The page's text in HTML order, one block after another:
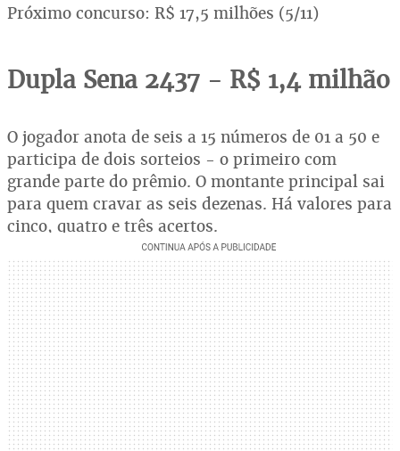
Próximo concurso: R$ 17,5 milhões (5/11)
Dupla Sena 2437 - R$ 1,4 milhão
O jogador anota de seis a 15 números de 01 a 50 e
participa de dois sorteios - o primeiro com
grande parte do prêmio. O montante principal sai
para quem cravar as seis dezenas. Há valores para
cinco, quatro e três acertos.